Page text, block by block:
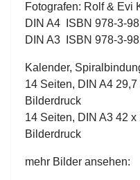
Fotografen: Rolf & Evi
DIN A4 ISBN
DIN A3 ISBN
Kalender,
14 Seiten, DIN A4
Bilderdruck
14 Seiten, DIN A3 42
Bilderdruck
mehr Bilder ansehen: